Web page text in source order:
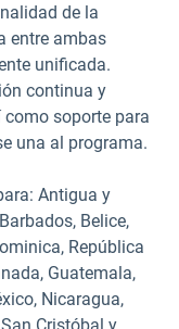
de la
entre ambas
unificada.
continua y
soporte para
una al programa.
Antigua y
Belice,
República
Guatemala,
Nicaragua,